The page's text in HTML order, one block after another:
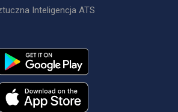
Inteligencja ATS